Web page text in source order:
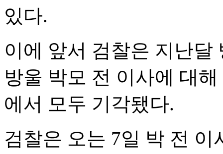
있다.
이에 앞서 검찰은 지난달
방울 박모 전 이사에 대
에서 모두 기각됐다.
검찰은 오는 7일 박 전